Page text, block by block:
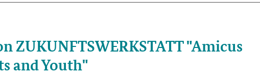
ZUKUNFTSWERKSTATT "Amicus
and Youth"